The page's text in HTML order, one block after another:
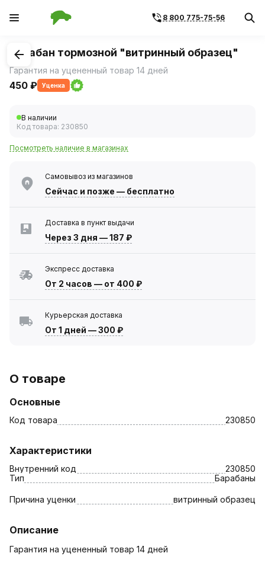
8 800 775-75-56
1/1
Барабан тормозной "витринный образец"
Гарантия на уцененный товар 14 дней
450 ₽ Уценка
В наличии
Код товара: 230850
Посмотреть наличие в магазинах
Самовывоз из магазинов
Сейчас и позже — бесплатно
Доставка в пункт выдачи
Через 3 дня —187 ₽
Экспресс доставка
От 2 часов — от 400 ₽
Курьерская доставка
От 1 дней —300 ₽
О товаре
Основные
Код товара 230850
Характеристики
Внутренний код
230850
Тип
Барабаны
Причина уценки витринный образец
Описание
Гарантия на уцененный товар 14 дней